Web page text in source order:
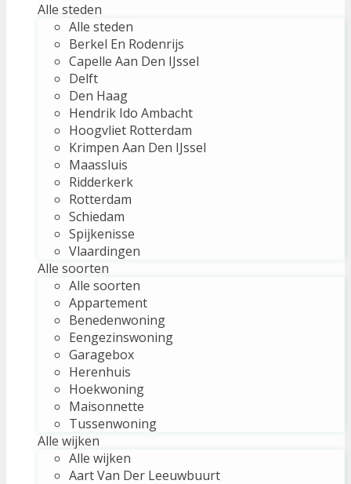
Alle steden
Alle steden
Berkel En Rodenrijs
Capelle Aan Den IJssel
Delft
Den Haag
Hendrik Ido Ambacht
Hoogvliet Rotterdam
Krimpen Aan Den IJssel
Maassluis
Ridderkerk
Rotterdam
Schiedam
Spijkenisse
Vlaardingen
Alle soorten
Alle soorten
Appartement
Benedenwoning
Eengezinswoning
Garagebox
Herenhuis
Hoekwoning
Maisonnette
Tussenwoning
Alle wijken
Alle wijken
Aart Van Der Leeuwbuurt